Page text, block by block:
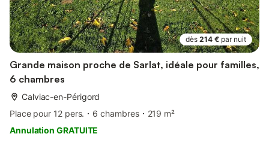
dès 214 € par nuit
Grande maison proche de Sarlat, idéale pour familles,
6 chambres
Calviac-en-Périgord
Place pour 12 pers.
6 chambres
219 m²
Annulation GRATUITE